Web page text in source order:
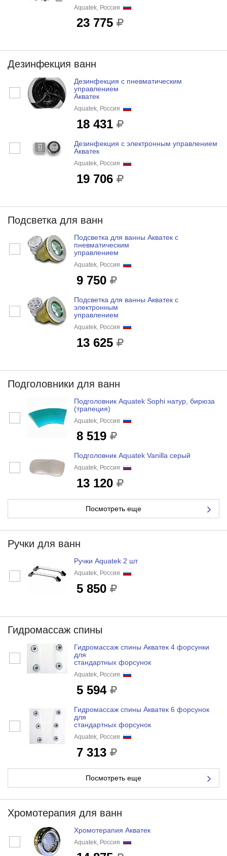
Aquatek, Россия
23 775
Дезинфекция ванн
Дезинфекция с пневматическим
управлением
Акватек
Aquatek, Россия
18 431
Дезинфекция с электронным управлением
Акватек
Aquatek, Россия
19 706
Подсветка для ванн
Подсветка для ванны Акватек с
пневматическим
управлением
Aquatek, Россия
9 750
Подсветка для ванны Акватек с
электронным
управлением
Aquatek, Россия
13 625
Подголовники для ванн
Подголовник Aquatek Sophi натур, бирюза
(трапеция)
Aquatek, Россия
8 519
Подголовник Aquatek Vanilla серый
Aquatek, Россия
13 120
Посмотреть еще
Ручки для ванн
Ручки Aquatek 2 шт
Aquatek, Россия
5 850
Гидромассаж спины
Гидромассаж спины Акватек 4 форсунки
для
стандартных форсунок
Aquatek, Россия
5 594
Гидромассаж спины Акватек 6 форсунок
для
стандартных форсунок
Aquatek, Россия
7 313
Посмотреть еще
Хромотерапия для ванн
Хромотерапия Акватек
Aquatek, Россия